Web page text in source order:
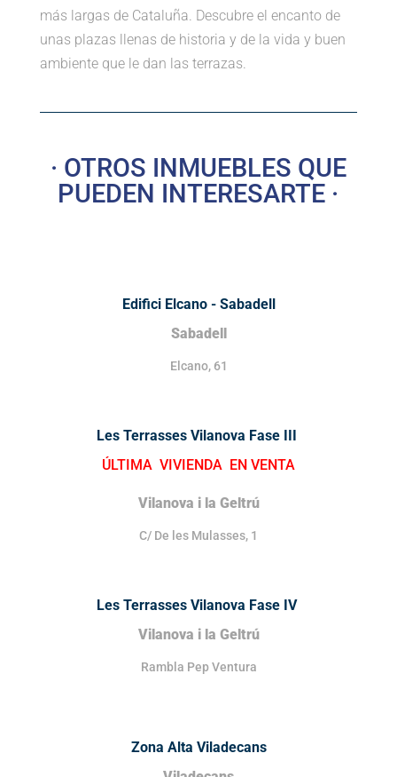
más largas de Cataluña. Descubre el encanto de
unas plazas llenas de historia y de la vida y buen
ambiente que le dan las terrazas.
· OTROS INMUEBLES QUE
PUEDEN INTERESARTE ·
Edifici Elcano - Sabadell
Sabadell
Elcano, 61
Les Terrasses Vilanova Fase III
ÚLTIMA VIVIENDA EN VENTA
Vilanova i la Geltrú
C/ De les Mulasses, 1
Les Terrasses Vilanova Fase IV
Vilanova i la Geltrú
Rambla Pep Ventura
Zona Alta Viladecans